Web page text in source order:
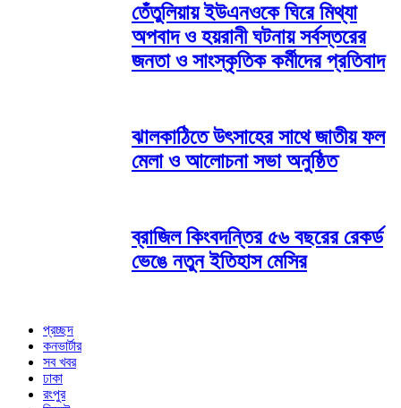
তেঁতুলিয়ায় ইউএনওকে ঘিরে মিথ্যা
অপবাদ ও হয়রানী ঘটনায় সর্বস্তরের
জনতা ও সাংস্কৃতিক কর্মীদের প্রতিবাদ
ঝালকাঠিতে উৎসাহের সাথে জাতীয় ফল
মেলা ও আলোচনা সভা অনুষ্ঠিত
ব্রাজিল কিংবদন্তির ৫৬ বছরের রেকর্ড
ভেঙে নতুন ইতিহাস মেসির
প্রচ্ছদ
কনভার্টার
সব খবর
ঢাকা
রংপুর